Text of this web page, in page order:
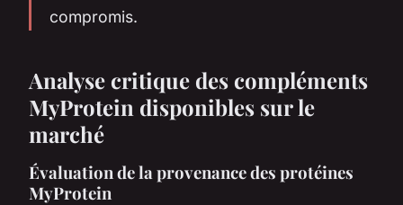
compromis.
Analyse critique des compléments
MyProtein disponibles sur le
marché
Évaluation de la provenance des protéines
MyProtein